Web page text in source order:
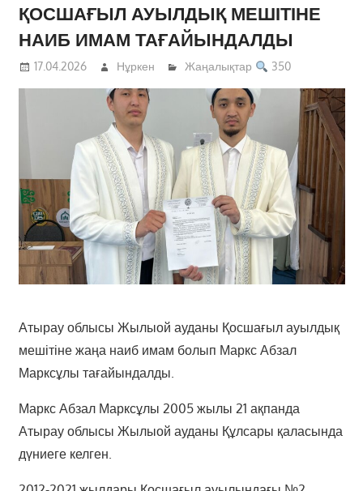
ҚОСШАҒЫЛ АУЫЛДЫҚ МЕШІТІНЕ
НАИБ ИМАМ ТАҒАЙЫНДАЛДЫ
17.04.2026 Нұркен Жаңалықтар 350
Атырау облысы Жылыой ауданы Қосшағыл ауылдық
мешітіне жаңа наиб имам болып Маркс Абзал
Марксұлы тағайындалды.
Маркс Абзал Марксұлы 2005 жылы 21 ақпанда
Атырау облысы Жылыой ауданы Құлсары қаласында
дүниеге келген.